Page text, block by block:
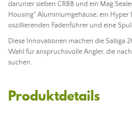
darunter sieben CRBB und ein Mag
Housing" Aluminiumgehäuse, ein Hyper
oszillierenden Fadenführer und eine
Diese Innovationen machen die Saltiga
Wahl für anspruchsvolle Angler, die
suchen.
Produktdetails